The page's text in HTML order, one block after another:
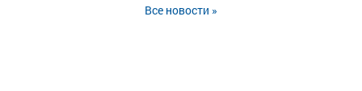
Все новости »